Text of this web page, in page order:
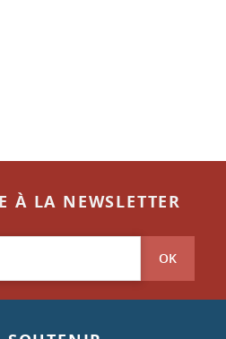
À LA NEWSLETTER
OK